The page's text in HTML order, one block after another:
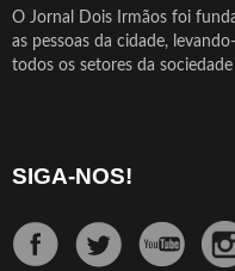
O Jornal Dois Irmãos foi
as pessoas da cidade,
todos os setores da
SIGA-NOS!